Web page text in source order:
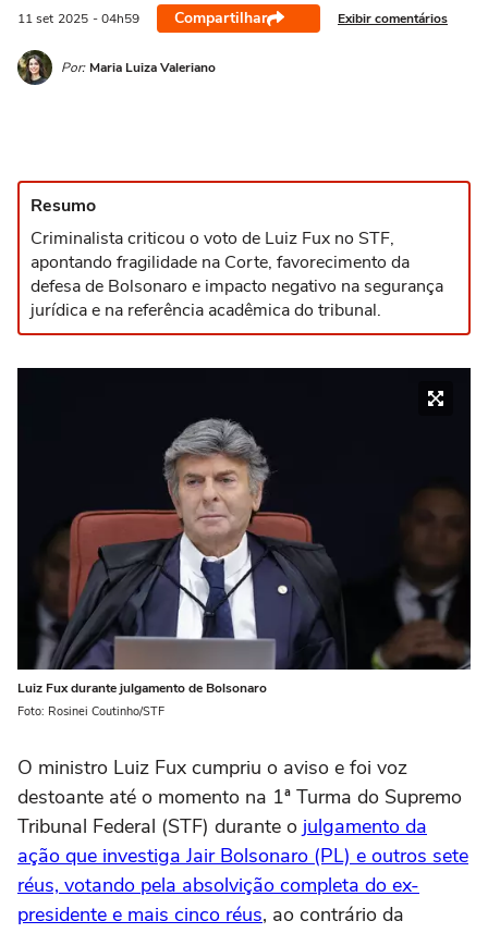
11 set 2025 - 04h59 Compartilhar Exibir comentários
Por: Maria Luiza Valeriano
Resumo
Criminalista criticou o voto de Luiz Fux no STF,
apontando fragilidade na Corte, favorecimento da
defesa de Bolsonaro e impacto negativo na segurança
jurídica e na referência acadêmica do tribunal.
Luiz Fux durante julgamento de Bolsonaro
Foto: Rosinei Coutinho/STF
O ministro Luiz Fux cumpriu o aviso e foi voz
destoante até o momento na 1ª Turma do Supremo
Tribunal Federal (STF) durante o julgamento da
ação que investiga Jair Bolsonaro (PL) e outros sete
réus, votando pela absolvição completa do ex-
presidente e mais cinco réus, ao contrário da